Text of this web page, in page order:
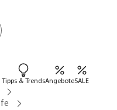
Tipps & TrendsAngeboteSALE